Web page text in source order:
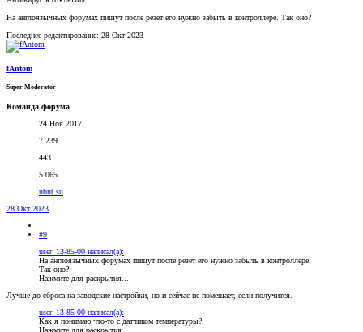
На англоязычных форумах пишут после резет его нужно забыть в контроллере. Так оно?
Последнее редактирование: 28 Окт 2023
fAntom
Super Moderator
Команда форума
24 Ноя 2017
7.239
443
5.065
ubnt.su
28 Окт 2023
#9
user_13-85-00 написал(а):
На англоязычных форумах пишут после резет его нужно забыть в контроллере.
Так оно?
Нажмите для раскрытия...
Лучше до сброса на заводские настройки, но и сейчас не помешает, если получится.
user_13-85-00 написал(а):
Как я понимаю что-то с датчиком температуры?
Нажмите для раскрытия...